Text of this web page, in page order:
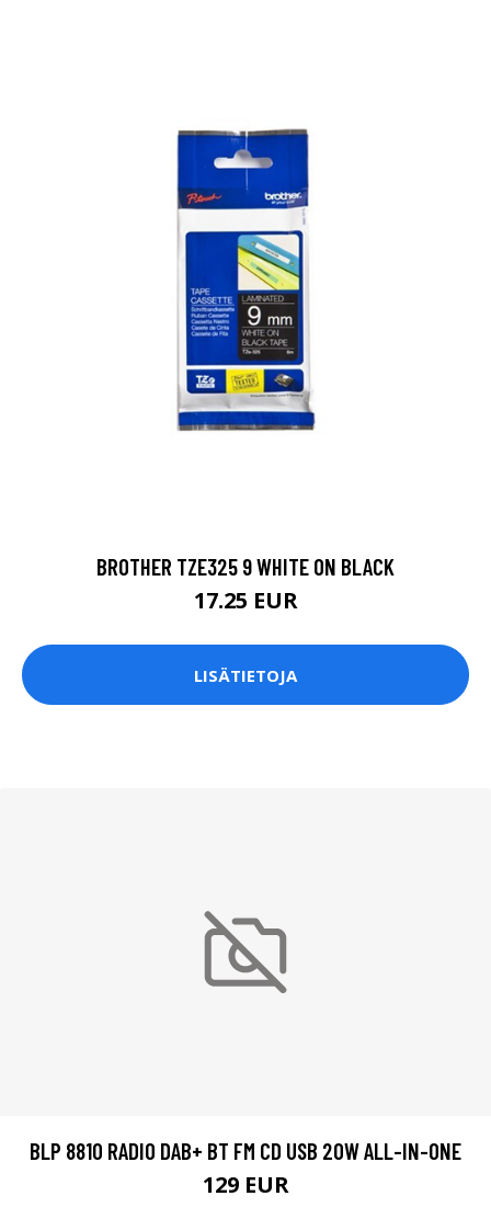
BROTHER TZE325 9 WHITE ON BLACK
17.25 EUR
LISÄTIETOJA
BLP 8810 RADIO DAB+ BT FM CD USB 20W ALL-IN-ONE
129 EUR